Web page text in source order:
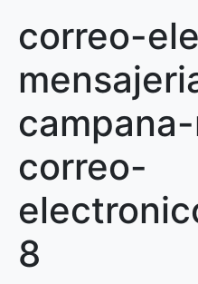
correo-
correo-
8